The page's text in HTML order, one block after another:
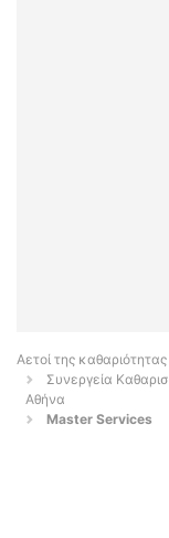
Αετοί της καθαριότητας
Συνεργεία
Αθήνα
Master Services